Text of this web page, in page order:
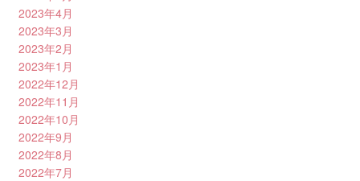
2023年4月
2023年3月
2023年2月
2023年1月
2022年12月
2022年11月
2022年10月
2022年9月
2022年8月
2022年7月